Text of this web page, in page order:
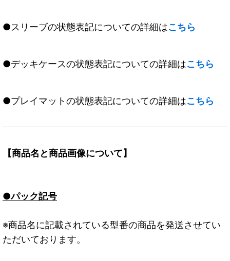
●スリーブの状態表記についての詳細はこちら
●デッキケースの状態表記についての詳細はこちら
●プレイマットの状態表記についての詳細はこちら
【商品名と商品画像について】
●パック記号
※商品名に記載されている型番の商品を発送させてい
ただいております。